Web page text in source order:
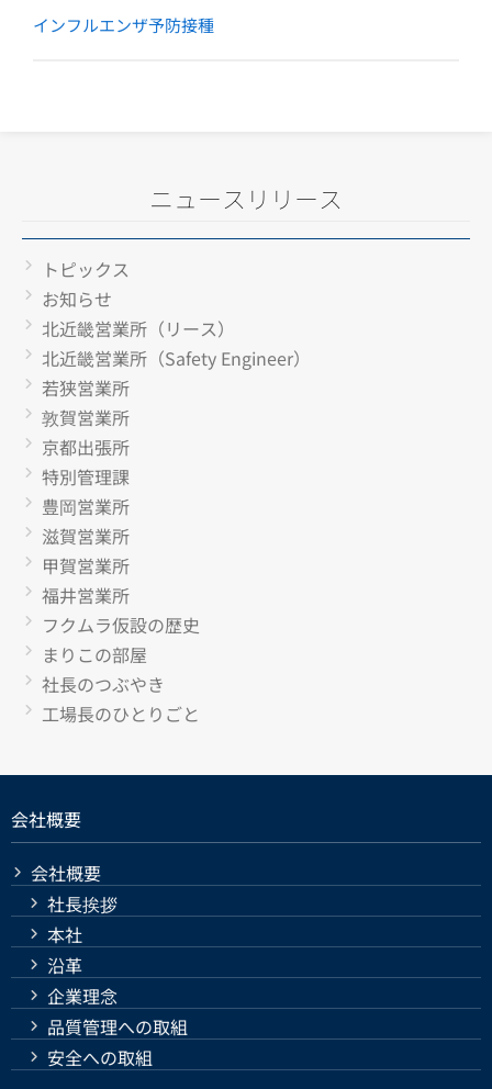
インフルエンザ予防接種
ニュースリリース
トピックス
お知らせ
北近畿営業所（リース）
北近畿営業所（Safety Engineer）
若狭営業所
敦賀営業所
京都出張所
特別管理課
豊岡営業所
滋賀営業所
甲賀営業所
福井営業所
フクムラ仮設の歴史
まりこの部屋
社長のつぶやき
工場長のひとりごと
会社概要
会社概要
社長挨拶
本社
沿革
企業理念
品質管理への取組
安全への取組